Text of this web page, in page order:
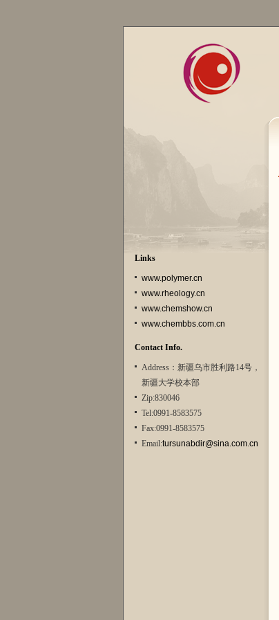
Links
www.polymer.cn
www.rheology.cn
www.chemshow.cn
www.chembbs.com.cn
Contact Info.
Address：新疆乌市胜利路14号，
新疆大学校本部
Zip:830046
Tel:0991-8583575
Fax:0991-8583575
Email:tursunabdir@sina.com.cn